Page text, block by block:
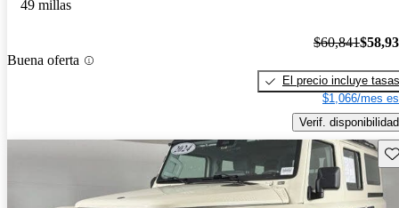
49 millas
Buena oferta
$60,841
El precio incluye tasas
$1,066/mes
Verif. disponibilidad